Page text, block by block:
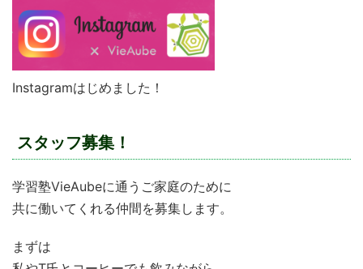
Instagramはじめました！
スタッフ募集！
学習塾VieAubeに通うご家庭のために
共に働いてくれる仲間を募集します。
まずは